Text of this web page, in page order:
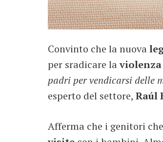
Convinto che la nuova
per sradicare la
padri per vendicarsi delle
esperto del settore, Raúl
Afferma che i genitori